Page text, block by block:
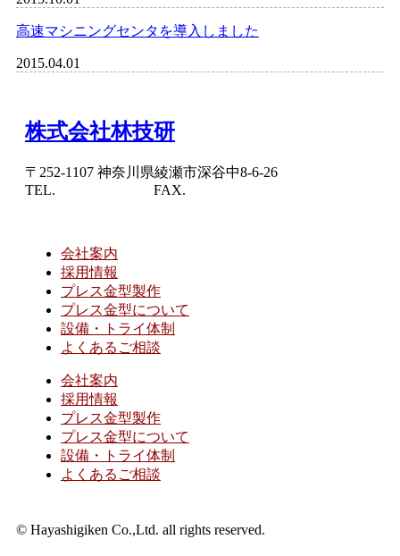
高速マシニングセンタを導入しました
2015.04.01
株式会社林技研
〒252-1107 神奈川県綾瀬市深谷中8-6-26
TEL.
FAX.
会社案内
採用情報
プレス金型製作
プレス金型について
設備・トライ体制
よくあるご相談
会社案内
採用情報
プレス金型製作
プレス金型について
設備・トライ体制
よくあるご相談
© Hayashigiken Co.,Ltd. all rights reserved.